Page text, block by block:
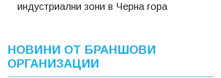
индустриални зони в Черна гора
НОВИНИ ОТ БРАНШОВИ
ОРГАНИЗАЦИИ